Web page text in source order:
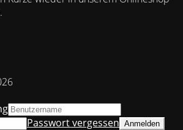
Passwort vergessen